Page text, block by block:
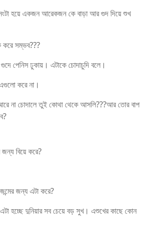
হয়ে একজন আরেকজন কে বাড়া আর গুদ দিয়ে শুখ
করে সম্ভব???
পেনিস ঢুকায়। এটাকে চোদাচুদি বলে।
এগুলো করে না।
না চোদালে তুই কোথা থেকে আসলি???আর তোর বাপ
জন্য বিয়ে করে?
জন্য এটা করে?
হচ্ছে দুনিয়ার সব চেয়ে বড় সুখ। এশুখের কাছে কোন